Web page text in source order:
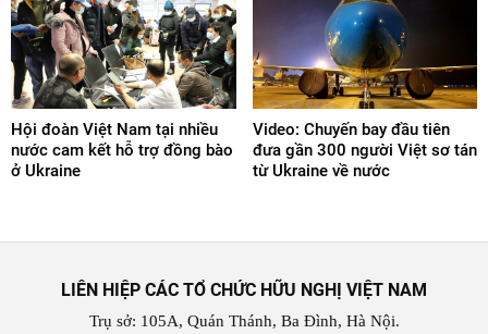
Hội đoàn Việt Nam tại nhiều
nước cam kết hỗ trợ đồng bào
ở Ukraine
Video: Chuyến bay đầu tiên
đưa gần 300 người Việt sơ tán
từ Ukraine về nước
LIÊN HIỆP CÁC TỔ CHỨC HỮU NGHỊ VIỆT NAM
Trụ sở: 105A, Quán Thánh, Ba Đình, Hà Nội.